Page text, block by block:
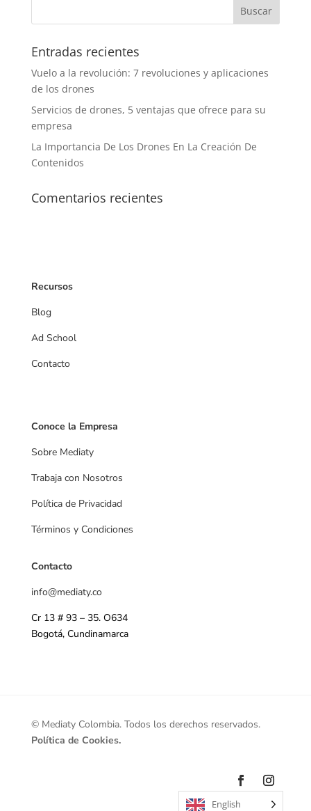
Entradas recientes
Vuelo a la revolución: 7 revoluciones y aplicaciones
de los drones
Servicios de drones, 5 ventajas que ofrece para su
empresa
La Importancia De Los Drones En La Creación De
Contenidos
Comentarios recientes
Recursos
Blog
Ad School
Contacto
Conoce la Empresa
Sobre Mediaty
Trabaja con Nosotros
Política de Privacidad
Términos y Condiciones
Contacto
info@mediaty.co
Cr 13 # 93 – 35. O634
Bogotá, Cundinamarca
© Mediaty Colombia.Todos los derechos reservados.
Política de Cookies.
English